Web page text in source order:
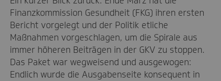
Finanzkommission Gesundheit (FKG) ihren ersten
Bericht vorgelegt und der Politik etliche
Maßnahmen vorgeschlagen, um die Spirale aus
immer höheren Beiträgen in der GKV zu stoppen.
Das Paket war wegweisend und ausgewogen:
Endlich wurde die Ausgabenseite konsequent in